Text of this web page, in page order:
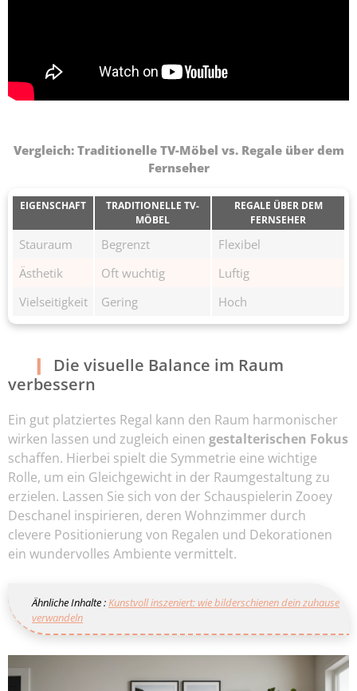
Vergleich: Traditionelle TV-Möbel vs. Regale über dem
Fernseher
EIGENSCHAFT
TRADITIONELLE TV-
MÖBEL
REGALE ÜBER DEM
FERNSEHER
Stauraum Begrenzt
Flexibel
Ästhetik
Oft wuchtig
Luftig
Vielseitigkeit
Gering Hoch
Die visuelle Balance im Raum
verbessern
Ein gut platziertes Regal kann den Raum harmonischer
wirken lassen und zugleich einen gestalterischen Fokus
schaffen. Hierbei spielt die Symmetrie eine wichtige
Rolle, um ein Gleichgewicht in der Raumgestaltung zu
erzielen. Lassen Sie sich von der Schauspielerin Zooey
Deschanel inspirieren, deren Wohnzimmer durch
clevere Positionierung von Regalen und Dekorationen
ein wundervolles Ambiente vermittelt.
Ähnliche Inhalte :Kunstvoll inszeniert: wie bilderschienen dein zuhause
verwandeln